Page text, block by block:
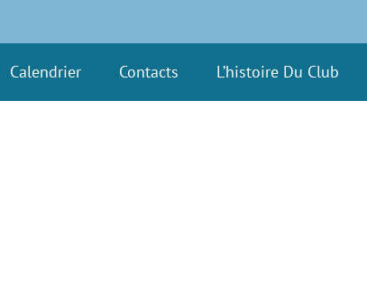
Calendrier Contacts L’histoire Du Club